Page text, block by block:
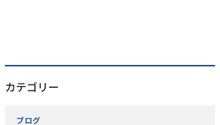
カテゴリー
ブログ